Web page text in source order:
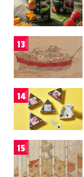
13
14
15